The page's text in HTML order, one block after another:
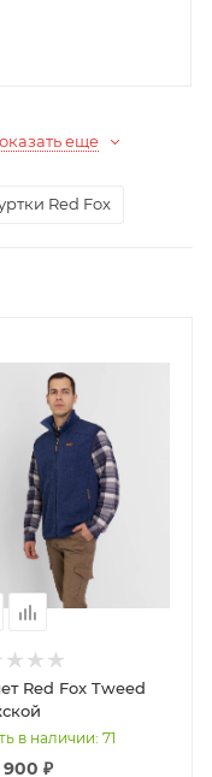
еще
Red Fox
Red Fox Tweed
в наличии: 71
900 ₽